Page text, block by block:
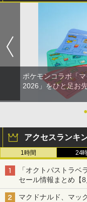
(
3
E
3
3
ポケモンコラボ「
2026」をひと足お
●
アクセスランキ
1時間 24
「オクトパストラ
セール情報まとめ【8
ニンテンドーeショ
マクドナルド、マッ